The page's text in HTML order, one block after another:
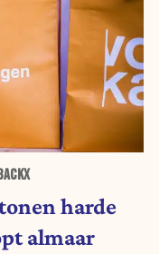
harde
almaar